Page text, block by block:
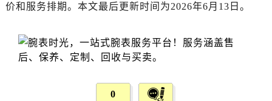
价和服务排期。本文最后更新时间为2026年6月13日。
0